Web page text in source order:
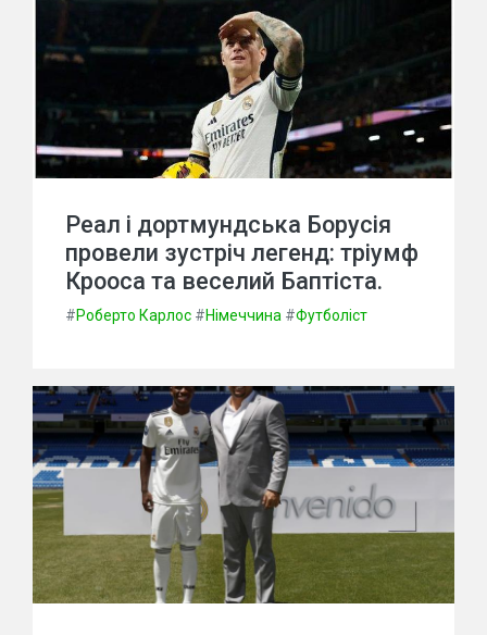
Реал і дортмундська Борусія
провели зустріч легенд: тріумф
Крооса та веселий Баптіста.
#Роберто Карлос #Німеччина #Футболіст